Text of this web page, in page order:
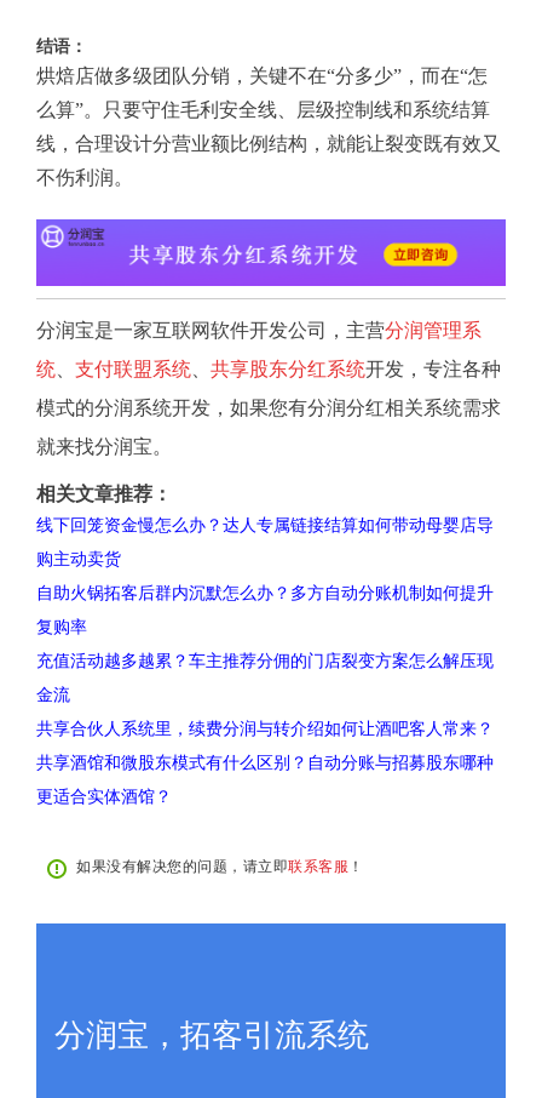
结语：
烘焙店做多级团队分销，关键不在“分多少”，而在“怎
么算”。只要守住毛利安全线、层级控制线和系统结算
线，合理设计分营业额比例结构，就能让裂变既有效又
不伤利润。
分润宝是一家互联网软件开发公司，主营分润管理系
统
支付联盟系统 共享股东分红系统开发，专注各种
模式的分润系统开发，如果您有分润分红相关系统需求
就来找分润宝。
相关文章推荐：
线下回笼资金慢怎么办？达人专属链接结算如何带动母婴店导
购主动卖货
自助火锅拓客后群内沉默怎么办？多方自动分账机制如何提升
复购率
充值活动越多越累？车主推荐分佣的门店裂变方案怎么解压现
金流
共享合伙人系统里，续费分润与转介绍如何让酒吧客人常来？
共享酒馆和微股东模式有什么区别？自动分账与招募股东哪种
更适合实体酒馆？
如果没有解决您的问题，请立即联系客服 ！
分润宝，拓客引流系统